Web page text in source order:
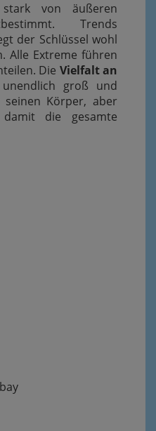
von äußeren
Trends
der Schlüssel wohl
Alle Extreme führen
Die Vielfalt an
groß und
Körper, aber
die gesamte